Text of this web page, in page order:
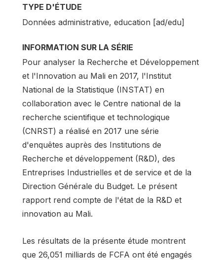
TYPE D'ÉTUDE
Données administrative, education [ad/edu]
INFORMATION SUR LA SÉRIE
Pour analyser la Recherche et Développement
et l'Innovation au Mali en 2017, l'Institut
National de la Statistique (INSTAT) en
collaboration avec le Centre national de la
recherche scientifique et technologique
(CNRST) a réalisé en 2017 une série
d'enquêtes auprès des Institutions de
Recherche et développement (R&D), des
Entreprises Industrielles et de service et de la
Direction Générale du Budget. Le présent
rapport rend compte de l'état de la R&D et
innovation au Mali.
Les résultats de la présente étude montrent
que 26,051 milliards de FCFA ont été engagés